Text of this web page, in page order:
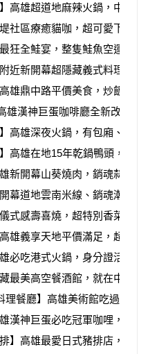
】高雄超道地麻辣火鍋，中式
社區療癒貓咖，超可愛下午
最狂全鮭宴，整隻鮭魚空運來
近新開幕超隱藏義式料理，
雄鼎中路平價美食，炒飯、
雄漢神巨蛋咖啡廳全新改裝回
】高雄深夜火鍋，有包廂、必
高雄在地15年乾鍋鴨頭，加
新開幕山葵燒肉，銷魂蒜蝦
開幕道地雲南米線、銷魂潮汕
儀式感壽喜燒，超特別香菜肉
高雄義享天地平價滿足，超適
必吃港式火鍋，身分證活動
最美高空餐酒館，就在中央
理餐廳】高雄美術館吃過必回
漢神巨蛋必吃冠軍咖哩，先
排】高雄最愛日式豬排店，最